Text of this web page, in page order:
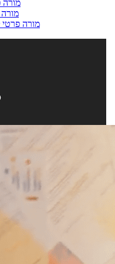
מורה
מורה
מורה פרטי